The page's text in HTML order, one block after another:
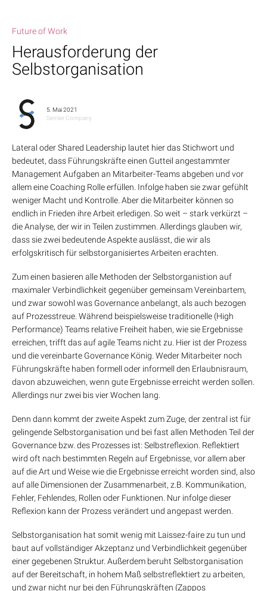
Future of Work
Herausforderung der
Selbstorganisation
5. Mai 2021
Semler Company
Lateral oder Shared Leadership lautet hier das Stichwort und
bedeutet, dass Führungskräfte einen Gutteil angestammter
Management Aufgaben an Mitarbeiter-Teams abgeben und vor
allem eine Coaching Rolle erfüllen. Infolge haben sie zwar gefühlt
weniger Macht und Kontrolle. Aber die Mitarbeiter können so
endlich in Frieden ihre Arbeit erledigen. So weit – stark verkürzt –
die Analyse, der wir in Teilen zustimmen. Allerdings glauben wir,
dass sie zwei bedeutende Aspekte auslässt, die wir als
erfolgskritisch für selbstorganisiertes Arbeiten erachten.
Zum einen basieren alle Methoden der Selbstorganistion auf
maximaler Verbindlichkeit gegenüber gemeinsam Vereinbartem,
und zwar sowohl was Governance anbelangt, als auch bezogen
auf Prozesstreue. Während beispielsweise traditionelle (High
Performance) Teams relative Freiheit haben, wie sie Ergebnisse
erreichen, trifft das auf agile Teams nicht zu. Hier ist der Prozess
und die vereinbarte Governance König. Weder Mitarbeiter noch
Führungskräfte haben formell oder informell den Erlaubnisraum,
davon abzuweichen, wenn gute Ergebnisse erreicht werden sollen.
Allerdings nur zwei bis vier Wochen lang.
Denn dann kommt der zweite Aspekt zum Zuge, der zentral ist für
gelingende Selbstorganisation und bei fast allen Methoden Teil der
Governance bzw. des Prozesses ist: Selbstreflexion. Reflektiert
wird oft nach bestimmten Regeln auf Ergebnisse, vor allem aber
auf die Art und Weise wie die Ergebnisse erreicht worden sind, also
auf alle Dimensionen der Zusammenarbeit, z.B. Kommunikation,
Fehler, Fehlendes, Rollen oder Funktionen. Nur infolge dieser
Reflexion kann der Prozess verändert und angepast werden.
Selbstorganisation hat somit wenig mit Laissez-faire zu tun und
baut auf vollständiger Akzeptanz und Verbindlichkeit gegenüber
einer gegebenen Struktur. Außerdem beruht Selbstorganisation
auf der Bereitschaft, in hohem Maß selbstreflektiert zu arbeiten,
und zwar nicht nur bei den Führungskräften (Zappos